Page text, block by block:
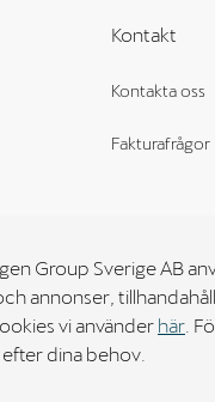
Group Sverige AB
annonser,
vi använder här .
dina behov.
Kontakt
Kontakta oss
Fakturafrågor